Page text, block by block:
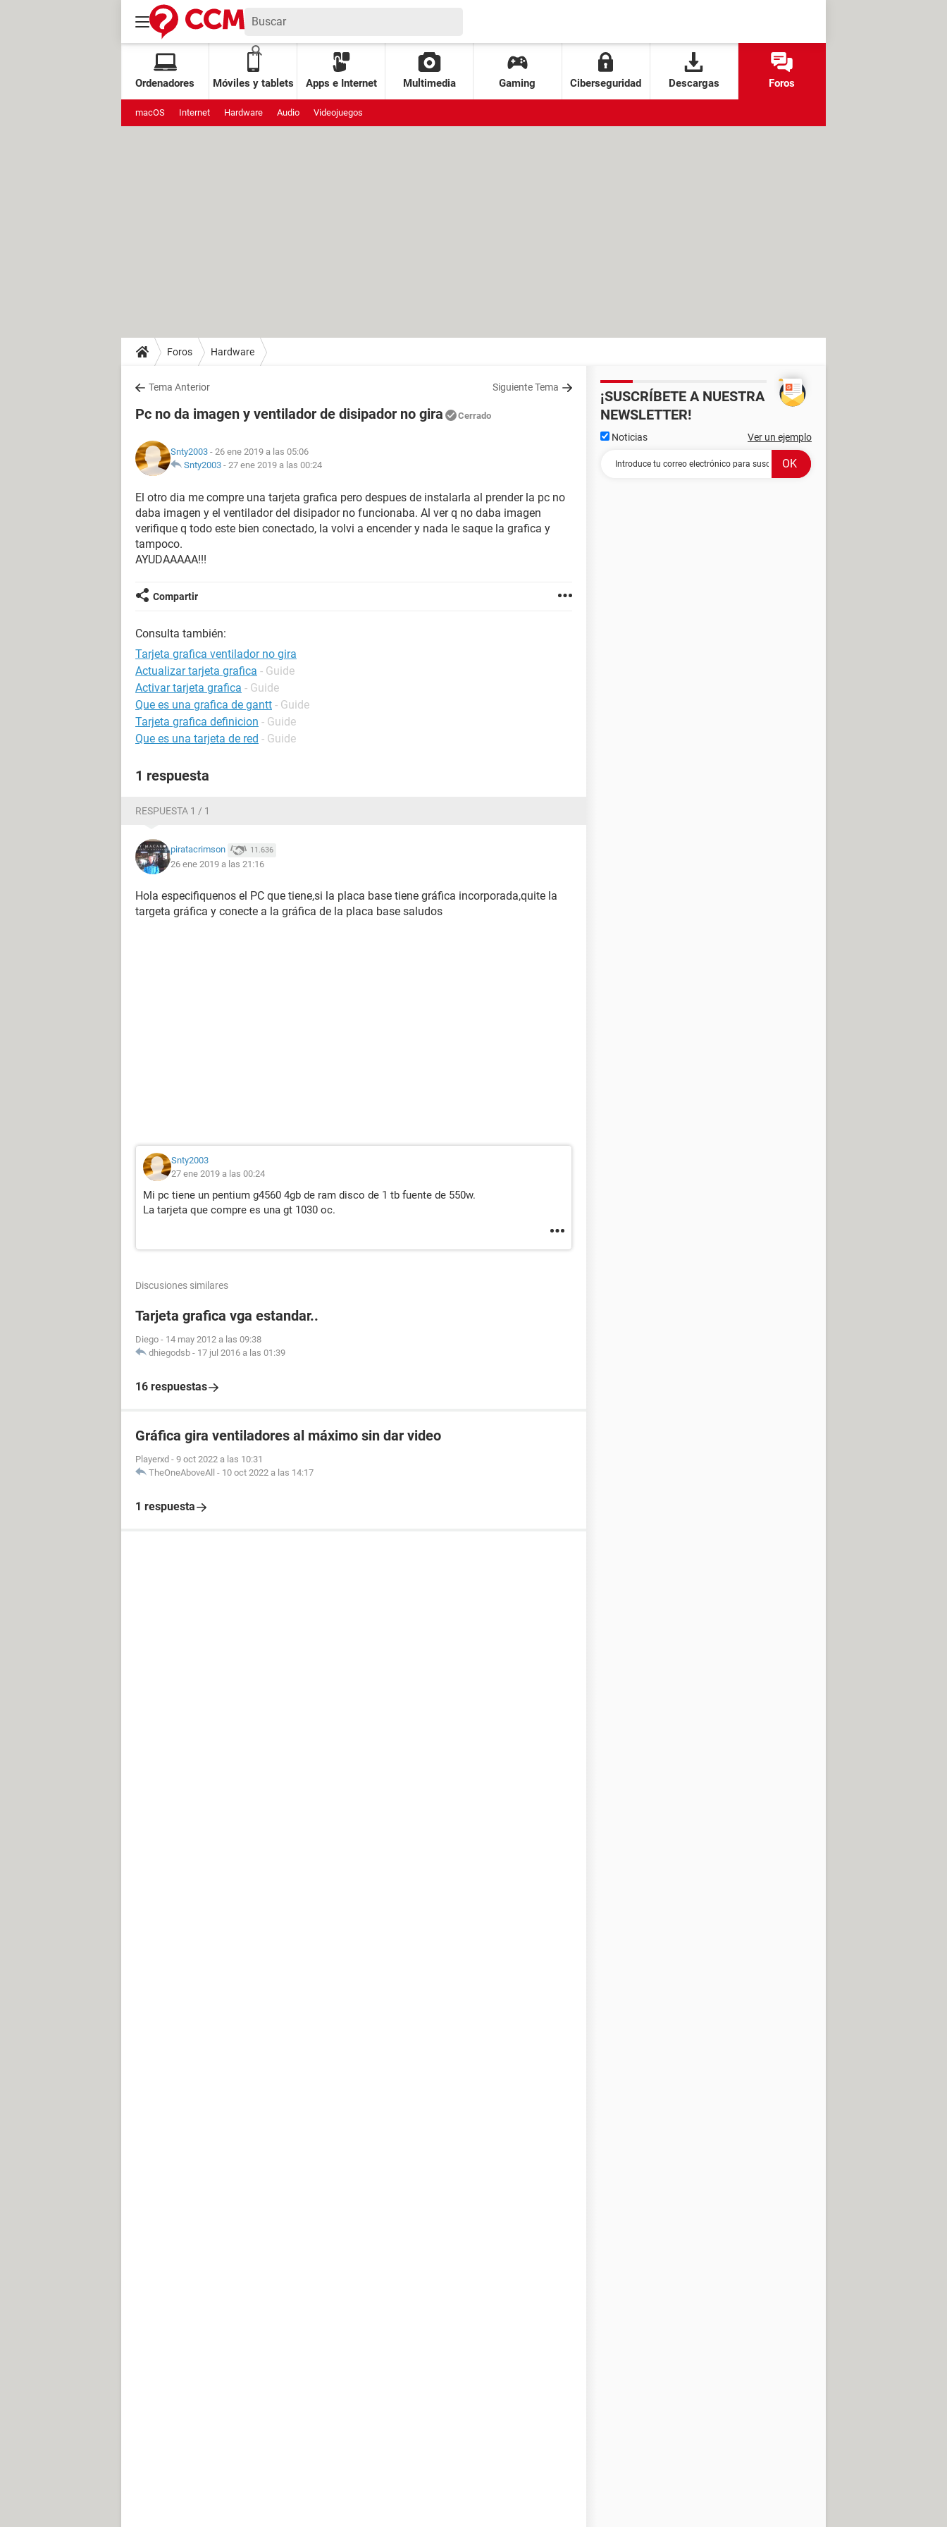
Ordenadores Móviles y tablets Apps e Internet Multimedia Gaming Ciberseguridad Descargas Foros
macOS Internet Hardware Audio Videojuegos
Foros Hardware
Tema Anterior Siguiente Tema
Pc no da imagen y ventilador de disipador no gira Cerrado
Snty2003 - 26 ene 2019 a las 05:06
Snty2003 - 27 ene 2019 a las 00:24
El otro dia me compre una tarjeta grafica pero despues de instalarla al prender la pc no
daba imagen y el ventilador del disipador no funcionaba. Al ver q no daba imagen
verifique q todo este bien conectado, la volvi a encender y nada le saque la grafica y
tampoco.
AYUDAAAAA!!!
Compartir
Consulta también:
Tarjeta grafica ventilador no gira
Actualizar tarjeta grafica - Guide
Activar tarjeta grafica - Guide
Que es una grafica de gantt - Guide
Tarjeta grafica definicion - Guide
Que es una tarjeta de red - Guide
1 respuesta
RESPUESTA 1 / 1
piratacrimson 11.636
26 ene 2019 a las 21:16
Hola especifiquenos el PC que tiene,si la placa base tiene gráfica incorporada,quite la
targeta gráfica y conecte a la gráfica de la placa base saludos
Snty2003
27 ene 2019 a las 00:24
Mi pc tiene un pentium g4560 4gb de ram disco de 1 tb fuente de 550w.
La tarjeta que compre es una gt 1030 oc.
Discusiones similares
Tarjeta grafica vga estandar..
Diego - 14 may 2012 a las 09:38
dhiegodsb - 17 jul 2016 a las 01:39
16 respuestas
Gráfica gira ventiladores al máximo sin dar video
Playerxd - 9 oct 2022 a las 10:31
TheOneAboveAll - 10 oct 2022 a las 14:17
1 respuesta
¡SUSCRÍBETE A NUESTRA
NEWSLETTER!
Noticias Ver un ejemplo